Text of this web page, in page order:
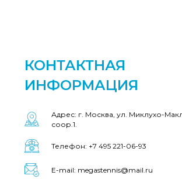
КОНТАКТНАЯ
ИНФОРМАЦИЯ
Адрес: г. Москва, ул. Миклухо-
соор.1.
Телефон: +7 495 221-06-93
E-mail: megastennis@mail.ru